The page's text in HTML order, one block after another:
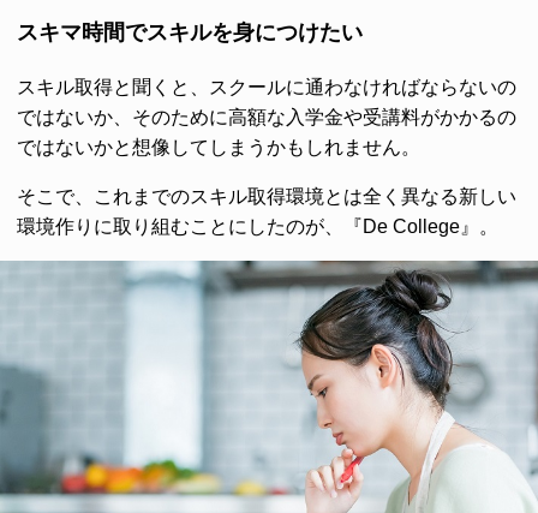
スキマ時間でスキルを身につけたい
スキル取得と聞くと、スクールに通わなければならないの
ではないか、そのために高額な入学金や受講料がかかるの
ではないかと想像してしまうかもしれません。
そこで、これまでのスキル取得環境とは全く異なる新しい
環境作りに取り組むことにしたのが、『De College』。